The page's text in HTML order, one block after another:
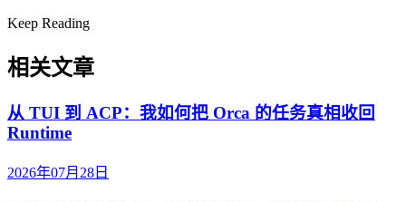
Keep Reading
相关文章
从 TUI 到 ACP：我如何把 Orca 的任务真相收回
Runtime
2026年07月28日